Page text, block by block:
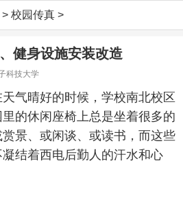
> 校园传真 >
健身设施安装改造
技大学
气晴好的时候，学校南北校区
的休闲座椅上总是坐着很多的
景、或闲谈、或读书，而这些
结着西电后勤人的汗水和心